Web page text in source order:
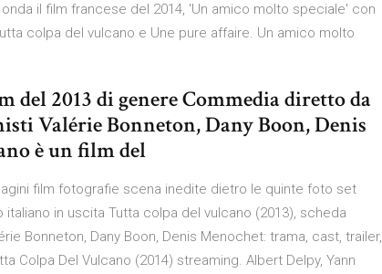
il film francese del 2014, 'Un amico molto speciale' con
colpa del vulcano e Une pure affaire. Un amico molto
2013 di genere Commedia diretto da
Valérie Bonneton, Dany Boon, Denis
è un film del
film fotografie scena inedite dietro le quinte foto set
in uscita Tutta colpa del vulcano (2013), scheda
Bonneton, Dany Boon, Denis Menochet: trama, cast, trailer,
Colpa Del Vulcano (2014) streaming. Albert Delpy, Yann